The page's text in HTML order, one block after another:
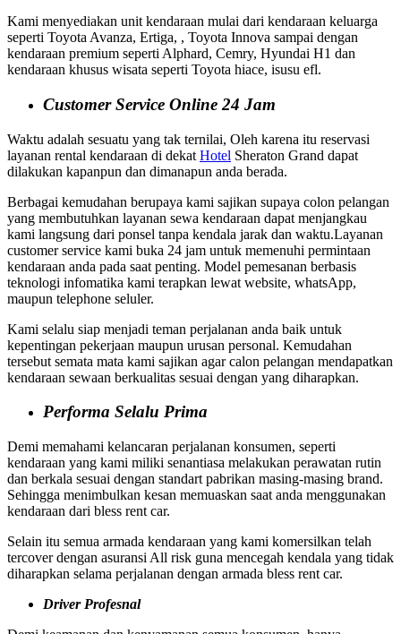
Kami menyediakan unit kendaraan mulai dari kendaraan keluarga
seperti Toyota Avanza, Ertiga, , Toyota Innova sampai dengan
kendaraan premium seperti Alphard, Cemry, Hyundai H1 dan
kendaraan khusus wisata seperti Toyota hiace, isusu efl.
Customer Service Online 24 Jam
Waktu adalah sesuatu yang tak ternilai, Oleh karena itu reservasi
layanan rental kendaraan di dekat Hotel Sheraton Grand dapat
dilakukan kapanpun dan dimanapun anda berada.
Berbagai kemudahan berupaya kami sajikan supaya colon pelangan
yang membutuhkan layanan sewa kendaraan dapat menjangkau
kami langsung dari ponsel tanpa kendala jarak dan waktu.Layanan
customer service kami buka 24 jam untuk memenuhi permintaan
kendaraan anda pada saat penting. Model pemesanan berbasis
teknologi infomatika kami terapkan lewat website, whatsApp,
maupun telephone seluler.
Kami selalu siap menjadi teman perjalanan anda baik untuk
kepentingan pekerjaan maupun urusan personal. Kemudahan
tersebut semata mata kami sajikan agar calon pelangan mendapatkan
kendaraan sewaan berkualitas sesuai dengan yang diharapkan.
Performa Selalu Prima
Demi memahami kelancaran perjalanan konsumen, seperti
kendaraan yang kami miliki senantiasa melakukan perawatan rutin
dan berkala sesuai dengan standart pabrikan masing-masing brand.
Sehingga menimbulkan kesan memuaskan saat anda menggunakan
kendaraan dari bless rent car.
Selain itu semua armada kendaraan yang kami komersilkan telah
tercover dengan asuransi All risk guna mencegah kendala yang tidak
diharapkan selama perjalanan dengan armada bless rent car.
Driver Profesnal